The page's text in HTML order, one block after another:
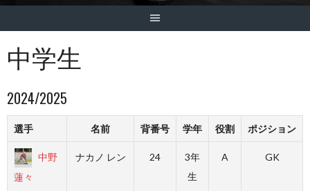
中学生
2024/2025
選手 名前 背番号 学年 役割 ポジション
中野
蓮々
ナカノ レン 24
3年
生
A GK